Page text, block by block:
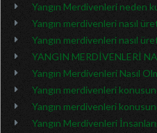
Yangın Merdivenleri neden
Yangın merdivenleri nasıl
Yangın merdivenleri nasıl
YANGIN MERDİVENLERİ
Yangın Merdivenleri Nasıl
Yangın merdivenleri
Yangın merdivenleri
Yangın Merdivenleri